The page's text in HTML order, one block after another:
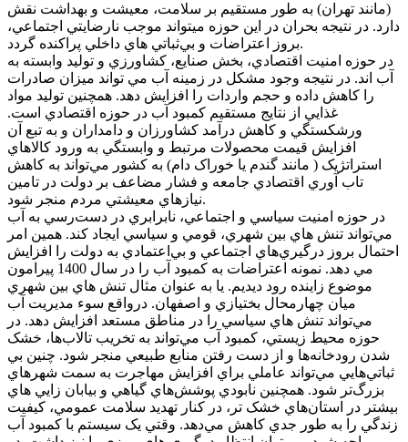
(مانند تهران) به طور مستقيم بر سلامت، معيشت و بهداشت نقش
دارد. در نتيجه بحران در اين حوزه ميتواند موجب نارضايتي اجتماعي،
بروز اعتراضات و بي‌ثباتي هاي داخلي پراکنده گردد.
در حوزه امنيت اقتصادي، بخش صنايع، کشاورزي و توليد وابسته به
آب اند. در نتيجه وجود مشکل در زمينه آب مي تواند ميزان صادرات
را کاهش داده و حجم واردات را افزايش دهد. همچنين توليد مواد
غذايي از نتايج مستقيم کمبود آب در حوزه اقتصادي است.
ورشکستگي و کاهش درآمد کشاورزان و دامداران و به تبع آن
افزايش قيمت محصولات مرتبط و وابستگي به ورود کالاهاي
استراتژيک ( مانند گندم يا خوراک دام) به کشور مي‌تواند به کاهش
تاب آوري اقتصادي جامعه و فشار مضاعف بر دولت در تامين
نيازهاي معيشتي مردم منجر شود.
در حوزه امنيت سياسي و اجتماعي، نابرابري در دست‌رسي به آب
مي‌تواند تنش هاي بين شهري، قومي و سياسي ايجاد کند. همين امر
احتمال بروز درگيري‌هاي اجتماعي و بي‌اعتمادي به دولت را افزايش
مي دهد. نمونه اعتراضات به کمبود آب را در سال 1400 پيرامون
موضوع زاينده رود ديديم. يا به عنوان مثال تنش هاي بين شهري
ميان چهارمحال بختيازي و اصفهان. درواقع سوء مديريت آب
مي‌تواند تنش هاي سياسي را در مناطق مستعد افزايش دهد. در
حوزه محيط زيستي، کمبود آب مي‌تواند به تخريب تالاب‌ها، خشک
شدن رودخانه‌ها و از دست رفتن منابع طبيعي منجر شود. چنين بي
ثباتي‌هايي مي‌تواند عاملي براي افزايش مهاجرت به سمت شهرهاي
بزرگ‌تر شود. همچنين نابودي پوشش‌هاي گياهي و بيابان زايي هاي
بيشتر در استان‌هاي خشک تر، در کنار تهديد سلامت عمومي، کيفيت
زندگي را به طور جدي کاهش مي‌دهد. وقتي يک سيستم با کمبود آب